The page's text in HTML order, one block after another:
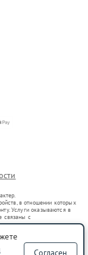
в отношении которых
Услуги оказываются в
связаны с
оборот в соответствии
услуг или введения
услугах по
Согласен